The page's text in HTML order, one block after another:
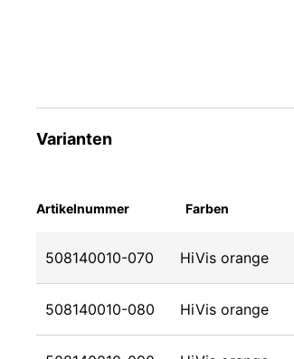
Varianten
Artikelnummer Farben
508140010-070 HiVis orange
508140010-080 HiVis orange